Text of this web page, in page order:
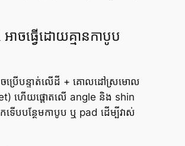
ាចធ្វើដោយគ្មានកាបូប
ចប្រើបន្ទាត់លើដី + គោលដៅស្រមោល
ហើយផ្តោតលើ angle និង shin
ទើបបន្ថែមកាបូប ឬ pad ដើម្បីវាស់